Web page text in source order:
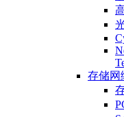
存储网